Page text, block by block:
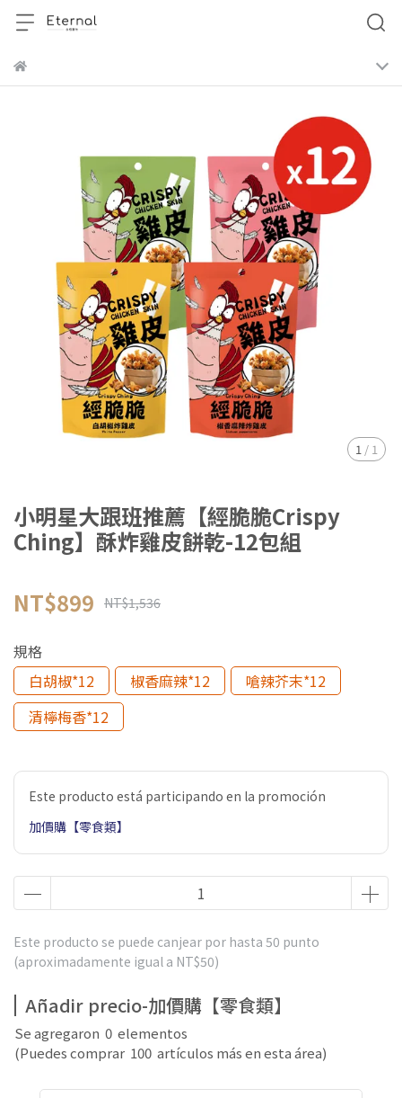
1 / 1
小明星大跟班推薦【經脆脆Crispy
Ching】酥炸雞皮餅乾-12包組
NT$899 NT$1,536
規格
白胡椒*12
椒香麻辣*12
嗆辣芥末*12
清檸梅香*12
Este producto está participando en la promoción
加價購【零食類】
Este producto se puede canjear por hasta 50 punto
(aproximadamente igual a NT$50)
Añadir precio-加價購【零食類】
Se agregaron 0 elementos
(Puedes comprar 100 artículos más en esta área)